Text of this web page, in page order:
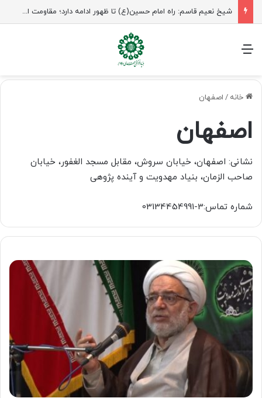
شیخ نعیم قاسم: راه امام حسین(ع) تا ظهور ادامه دارد؛ مقاومت از کربلا الهام می‌گیرد
منو
خانه / اصفهان
اصفهان
نشانی: اصفهان، خیابان سروش، مقابل مسجد الغفور، خیابان
صاحب الزمان، بنیاد مهدویت و آینده پژوهی
شماره تماس:3-03134454991